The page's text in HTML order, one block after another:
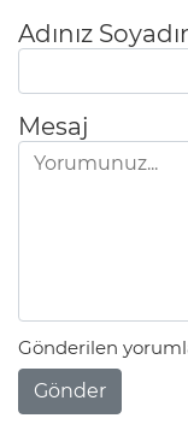
Adınız
Mesaj
Gönderilen
Gönder